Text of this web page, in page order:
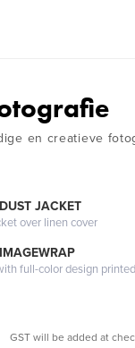
en creatieve
JACKET
over linen cover
full-color design
GST will be added at